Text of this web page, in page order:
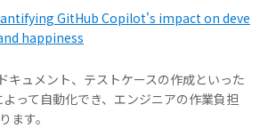
GitHub Copilot's impact on deve
happiness
キュメント、テストケースの作成といった
って自動化でき、エンジニアの作業負担
ます。